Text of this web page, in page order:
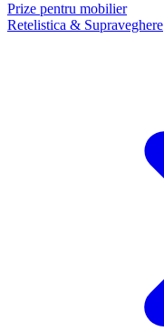
Prize pentru mobilier
Retelistica & Supraveghere